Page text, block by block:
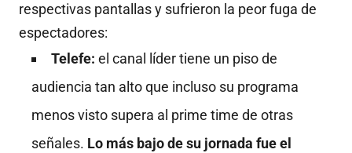
respectivas pantallas y sufrieron la peor fuga de
espectadores:
Telefe: el canal líder tiene un piso de
audiencia tan alto que incluso su programa
menos visto supera al prime time de otras
señales. Lo más bajo de su jornada fue el